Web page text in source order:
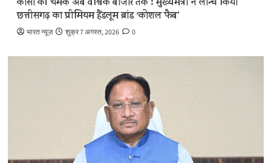
छत्तीसगढ़ का प्रीमियम हैंडलूम ब्रांड ‘कोशल फैब’
भारत न्यूज़ शुक्र 7 अगस्त, 2026 0